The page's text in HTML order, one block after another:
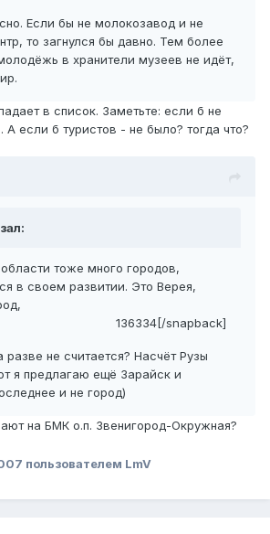
Если бы не молокозавод и не
то загнулся бы давно. Тем более
в хранители музеев не идёт,
в список. Заметьте: если б не
А если б туристов - не было? тогда что?
тоже много городов,
в своем развитии. Это Верея,
136334[/snapback]
разве не считается? Насчёт Рузы
я предлагаю ещё Зарайск и
и не город)
на БМК о.п. Звенигород-Окружная?
пользователем LmV